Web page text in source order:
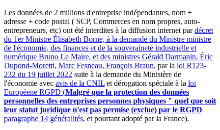
Les données de 2 millions d'entreprise indépendantes, nom +
adresse + code postal ( SCP, Commerces en nom propres, auto-
entrepreneurs, etc) ont été interdites à la diffusion internet pardécret
du 1er Ministre Élisabeth Borne, à la demande du Ministre ministre
de l'économie, des finances et de la souveraineté industrielle et
numérique Bruno Le Maire, et des ministres Gérald Darmanin, Éric
Dupond-Moretti, Marc Fesneau, François Braun, par la loi R123-
232 du 19 juillet 2022 suite à la demande du Ministère de
l'économie avec avis de la CNIL et dérogation spéciale à la loi
Européene RGPD (Malgré que la protection des données
personnelles des entreprises personnes physiques " quel que soit
leur statut juridique n'est pas permise (exclue) par le RGPD
paragraphe 14 généralités, et pourtant adopté par la France).